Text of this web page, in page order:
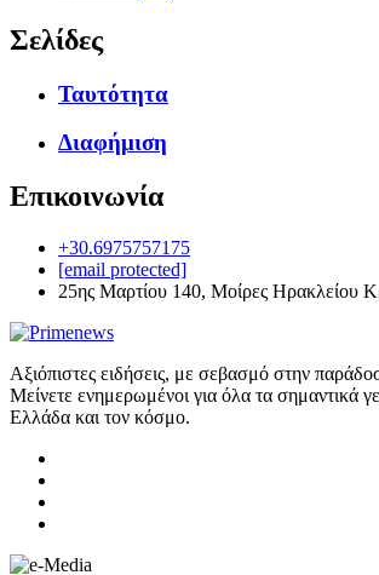
Σελίδες
Ταυτότητα
Διαφήμιση
Επικοινωνία
+30.6975757175
[email protected]
25ης Μαρτίου 140, Μοίρες Ηρακλείου
Αξιόπιστες ειδήσεις, με σεβασμό στην
Μείνετε ενημερωμένοι για όλα τα σημαντικά
Ελλάδα και τον κόσμο.